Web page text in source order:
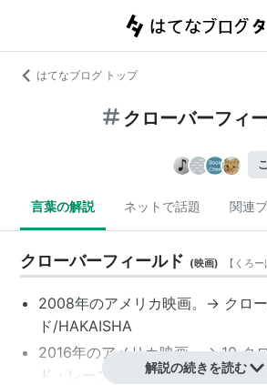
はてなブログ トップ
クローバーフィ
言葉の解説 ネットで話題 関連
クローバーフィールド (映画) 【 くろ
2008年のアメリカ映画。→ クロ
ド/HAKAISHA
2016年のアメリカ映画。→10 ク
ド・レーン
解説の続きを読む